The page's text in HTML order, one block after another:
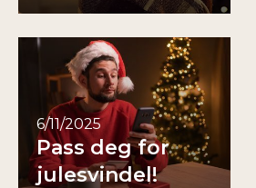
6/11/2025
Pass deg for
julesvindel!